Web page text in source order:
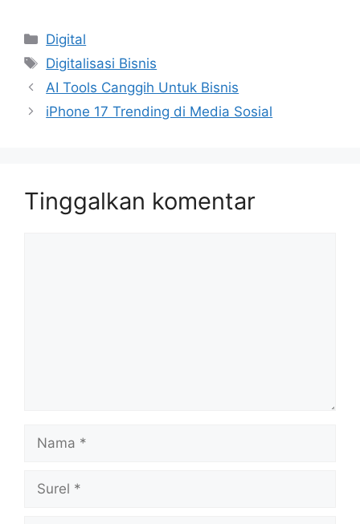
Kategori
Digital
Tag
Digitalisasi Bisnis
AI Tools Canggih Untuk Bisnis
iPhone 17 Trending di Media Sosial
Tinggalkan komentar